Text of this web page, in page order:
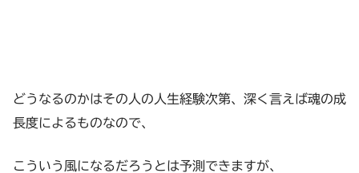
どうなるのかはその人の人生経験次第、深く言えば魂の成
長度によるものなので、
こういう風になるだろうとは予測できますが、